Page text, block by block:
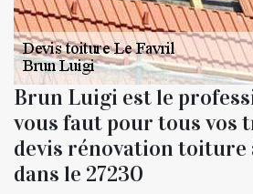
Brun Luigi est le
vous faut pour tous vos
devis rénovation toiture
dans le 27230